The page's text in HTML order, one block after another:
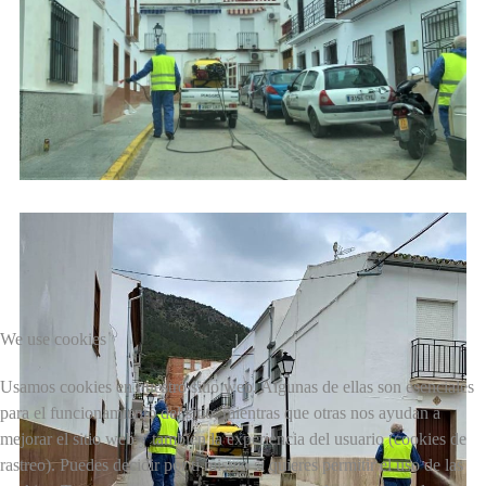
We use cookies
Usamos cookies en nuestro sitio web. Algunas de ellas son esenciales
para el funcionamiento del sitio, mientras que otras nos ayudan a
mejorar el sitio web y también la experiencia del usuario (cookies de
rastreo). Puedes decidir por ti mismo si quieres permitir el uso de las